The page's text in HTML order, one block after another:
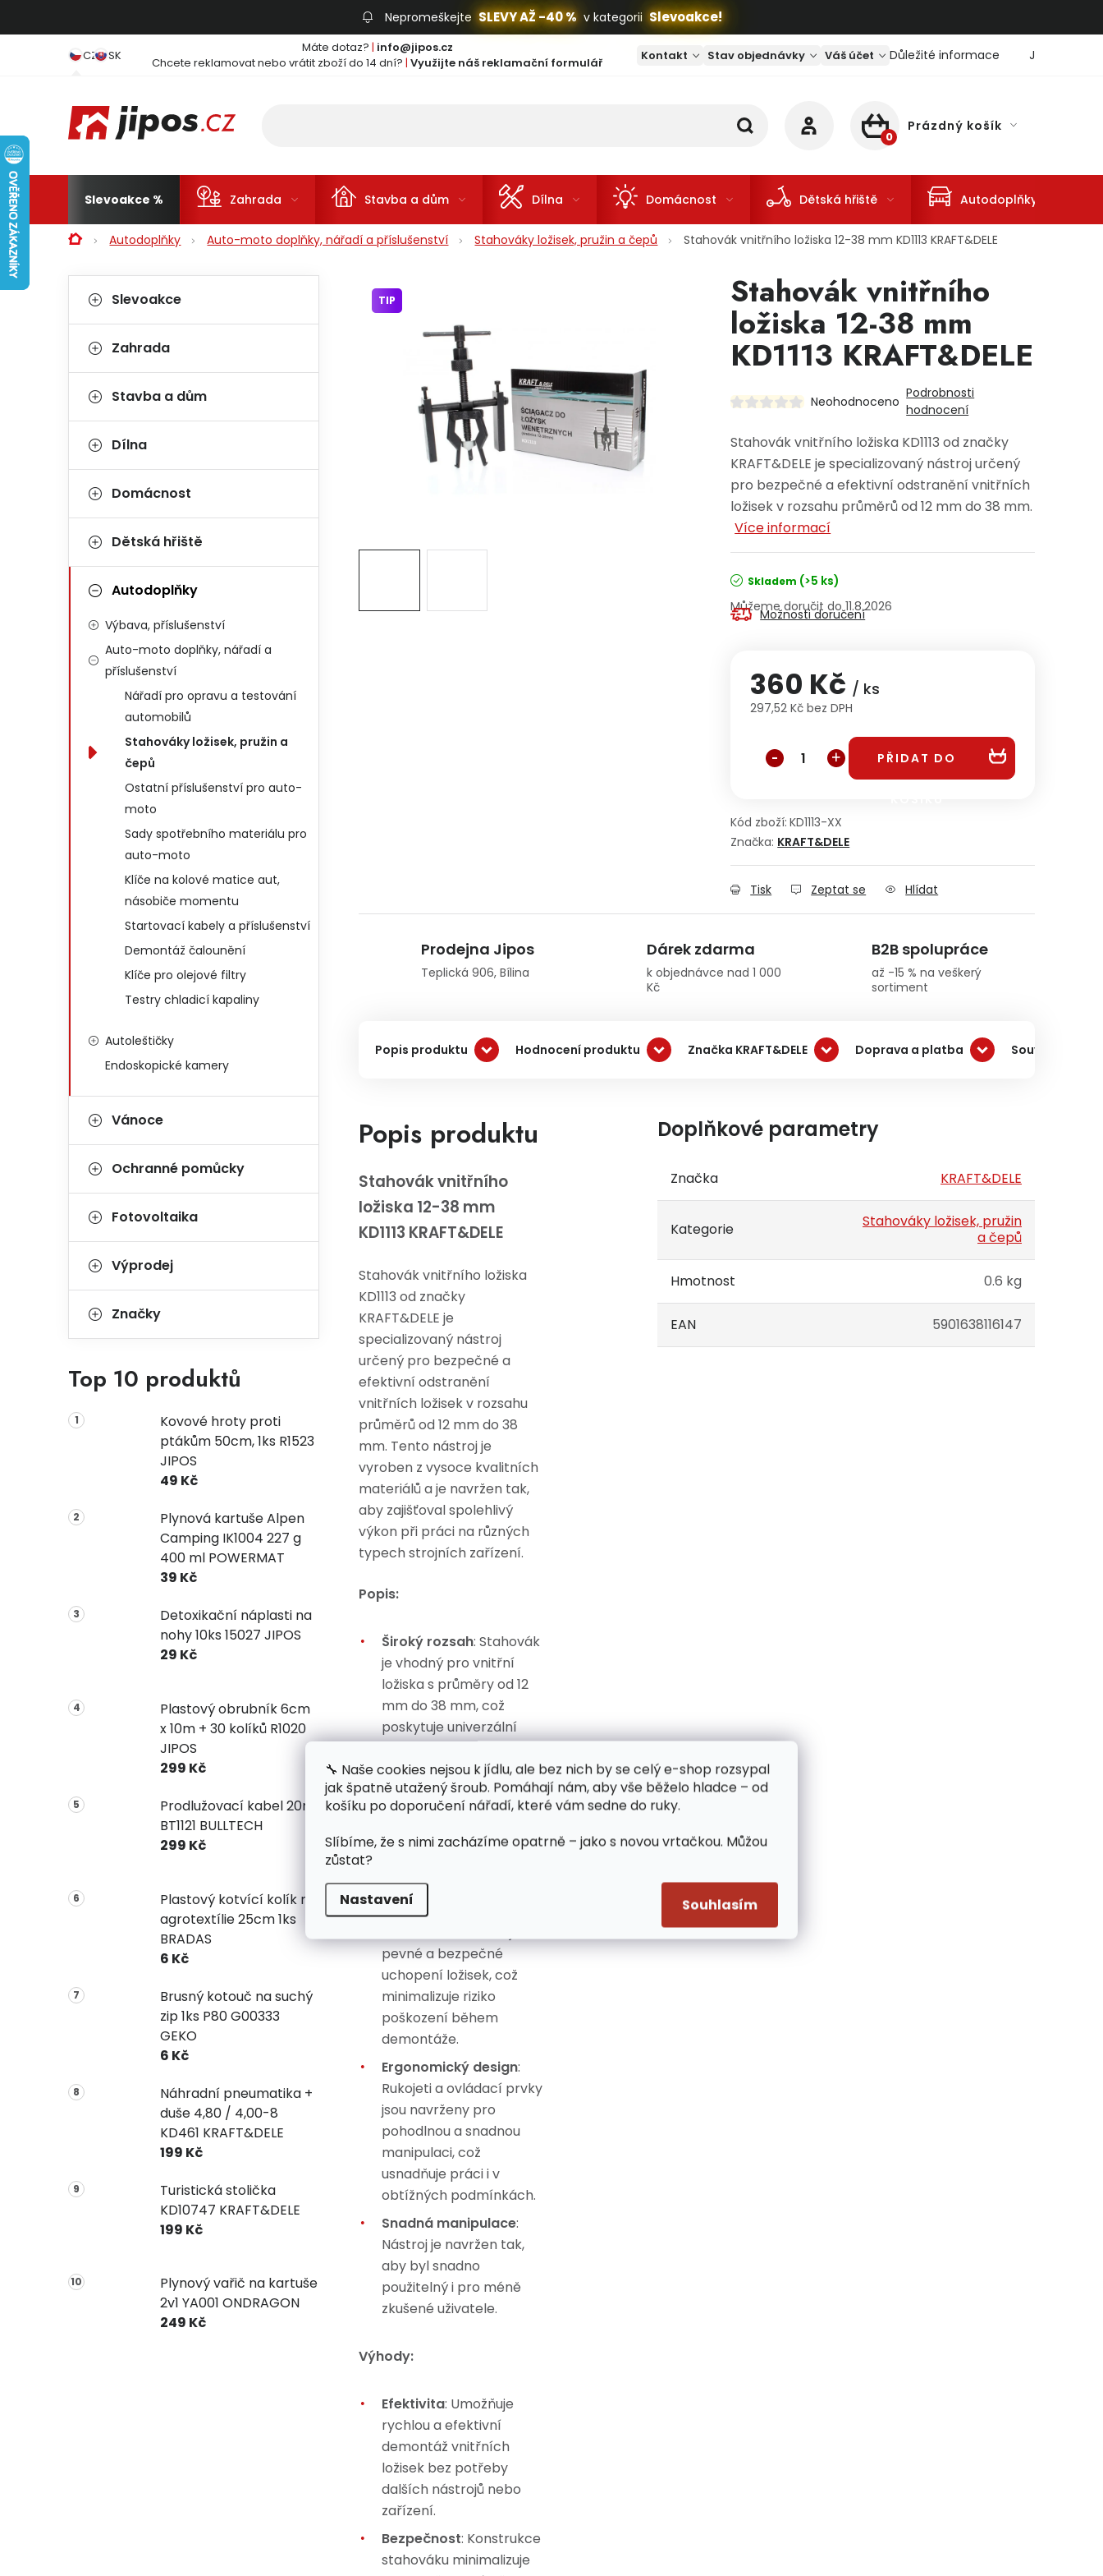
🔧 Naše cookies nejsou k jídlu, ale bez nich by se celý e-shop rozsypal
jak špatně utažený šroub. Pomáhají nám, aby vše běželo hladce – od
košíku po doporučení nářadí, které vám sedne do ruky.
Slíbíme, že s nimi zacházíme opatrně – jako s novou vrtačkou. Můžou
zůstat?
Nastavení Souhlasím
Nepromeškejte SLEVY AŽ -40 % v kategorii Slevoakce!
CZ SK Máte dotaz? | info@jipos.cz
Chcete reklamovat nebo vrátit zboží do 14 dní? | Využijte náš reklamační formulář Kontakt Stav objednávky Váš účet Důležité informace Jaký je
NÁKUPNÍ KOŠÍK
Prázdný košík
Slevoakce Zahrada Stavba a dům Dílna Domácnost Dětská hřiště Autodoplňky
DomůAutodoplňky Auto-moto doplňky, nářadí a příslušenství Stahováky ložisek, pružin a čepů Stahovák vnitřního ložiska 12-38 mm KD1113 KRAFT&DELE
Postranní panel
Kategorie
Slevoakce
Zahrada
Stavba a dům
Dílna
Domácnost
Dětská hřiště
Autodoplňky
Výbava, příslušenství
Auto-moto doplňky, nářadí a
příslušenství
Nářadí pro opravu a testování
automobilů
Stahováky ložisek, pružin a
čepů
Ostatní příslušenství pro auto-
moto
Sady spotřebního materiálu pro
auto-moto
Klíče na kolové matice aut,
násobiče momentu
Startovací kabely a příslušenství
Demontáž čalounění
Klíče pro olejové filtry
Testry chladicí kapaliny
Autoleštičky
Endoskopické kamery
Vánoce
Ochranné pomůcky
Fotovoltaika
Výprodej
Značky
Top 10 produktů
Kovové hroty proti
ptákům 50cm, 1ks R1523
JIPOS
49 Kč
Plynová kartuše Alpen
Camping IK1004 227 g
400 ml POWERMAT
39 Kč
Detoxikační náplasti na
nohy 10ks 15027 JIPOS
29 Kč
Plastový obrubník 6cm
x 10m + 30 kolíků R1020
JIPOS
299 Kč
Prodlužovací kabel 20m
BT1121 BULLTECH
299 Kč
Plastový kotvící kolík na
agrotextílie 25cm 1ks
BRADAS
6 Kč
Brusný kotouč na suchý
zip 1ks P80 G00333
GEKO
6 Kč
Náhradní pneumatika +
duše 4,80 / 4,00-8
KD461 KRAFT&DELE
199 Kč
Turistická stolička
KD10747 KRAFT&DELE
199 Kč
Plynový vařič na kartuše
2v1 YA001 ONDRAGON
249 Kč
Stahovák vnitřního
ložiska 12-38 mm
KD1113 KRAFT&DELE
Neohodnoceno
Podrobnosti
hodnocení
Stahovák vnitřního ložiska KD1113 od značky
KRAFT&DELE je specializovaný nástroj určený
pro bezpečné a efektivní odstranění vnitřních
ložisek v rozsahu průměrů od 12 mm do 38 mm.
Více informací
Skladem (>5 ks)
11.8.2026
Možnosti doručení
360 Kč / ks
297,52 Kč bez DPH
PŘIDAT DO
Kód zboží: KD1113-XX
Značka: KRAFT&DELE
Tisk Zeptat se Hlídat
TIP
Prodejna Jipos
Teplická 906, Bílina
Dárek zdarma
k objednávce nad 1 000
Kč
B2B spolupráce
až -15 % na veškerý
sortiment
Popis produktu Hodnocení produktu Značka KRAFT&DELE Doprava a platba Související
Popis produktu
Stahovák vnitřního
ložiska 12-38 mm
KD1113 KRAFT&DELE
Stahovák vnitřního ložiska
KD1113 od značky
KRAFT&DELE je
specializovaný nástroj
určený pro bezpečné a
efektivní odstranění
vnitřních ložisek v rozsahu
průměrů od 12 mm do 38
mm. Tento nástroj je
vyroben z vysoce kvalitních
materiálů a je navržen tak,
aby zajišťoval spolehlivý
výkon při práci na různých
typech strojních zařízení.
Popis:
Široký rozsah: Stahovák
je vhodný pro vnitřní
ložiska s průměry od 12
mm do 38 mm, což
poskytuje univerzální
Kvalitní materiál:
Vyrobeno z odolné oceli,
která zajišťuje dlouhou
životnost nástroje a
opotřebení.
Přesné uchopení
pevné a bezpečné
uchopení ložisek, což
minimalizuje riziko
poškození během
demontáže.
Ergonomický design:
Rukojeti a ovládací prvky
jsou navrženy pro
pohodlnou a snadnou
manipulaci, což
usnadňuje práci i v
obtížných podmínkách.
Snadná manipulace:
Nástroj je navržen tak,
aby byl snadno
použitelný i pro méně
zkušené uživatele.
Výhody:
Efektivita: Umožňuje
rychlou a efektivní
demontáž vnitřních
ložisek bez potřeby
dalších nástrojů nebo
zařízení.
Bezpečnost: Konstrukce
stahováku minimalizuje
Doplňkové parametry
Značka KRAFT&DELE
Kategorie
Stahováky ložisek, pružin
a čepů
Hmotnost 0.6 kg
EAN 5901638116147